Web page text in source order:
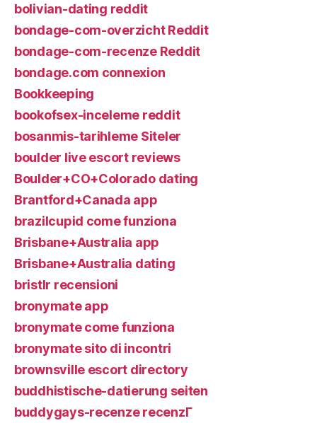
bolivian-dating reddit
bondage-com-overzicht Reddit
bondage-com-recenze Reddit
bondage.com connexion
Bookkeeping
bookofsex-inceleme reddit
bosanmis-tarihleme Siteler
boulder live escort reviews
Boulder+CO+Colorado dating
Brantford+Canada app
brazilcupid come funziona
Brisbane+Australia app
Brisbane+Australia dating
bristlr recensioni
bronymate app
bronymate come funziona
bronymate sito di incontri
brownsville escort directory
buddhistische-datierung seiten
buddygays-recenze recenzГ­